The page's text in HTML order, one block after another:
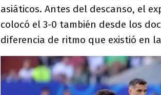
asiáticos. Antes del descanso, el
colocó el 3-0 también desde los
diferencia de ritmo que existió en